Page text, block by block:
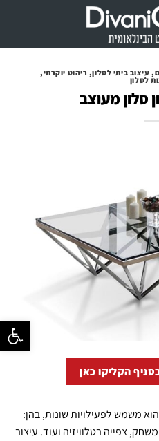
פתח
, עיצוב ביתי לסלון, ריהוט יוקרתי,
לסלון
סלון מעוצב
הקליקו כאן
משמש לפעילויות שונות, בהן:
צפייה בטלוויזיה ועוד. עיצוב